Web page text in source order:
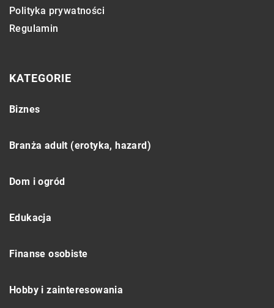
Polityka prywatności
Regulamin
KATEGORIE
Biznes
Branża adult (erotyka, hazard)
Dom i ogród
Edukacja
Finanse osobiste
Hobby i zainteresowania